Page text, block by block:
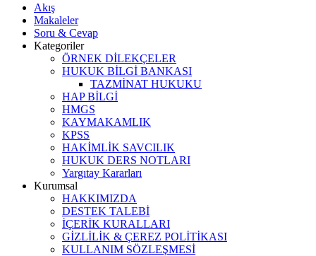
Akış
Makaleler
Soru & Cevap
Kategoriler
ÖRNEK DİLEKÇELER
HUKUK BİLGİ BANKASI
TAZMİNAT HUKUKU
HAP BİLGİ
HMGS
KAYMAKAMLIK
KPSS
HAKİMLİK SAVCILIK
HUKUK DERS NOTLARI
Yargıtay Kararları
Kurumsal
HAKKIMIZDA
DESTEK TALEBİ
İÇERİK KURALLARI
GİZLİLİK & ÇEREZ POLİTİKASI
KULLANIM SÖZLEŞMESİ